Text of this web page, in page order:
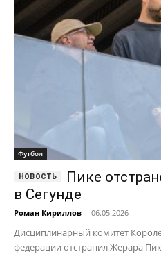
Футбол
Пике
в Сегунде
Роман Кириллов - 06.05.2026
Дисциплинарный комитет
федерации отстранил Жерара